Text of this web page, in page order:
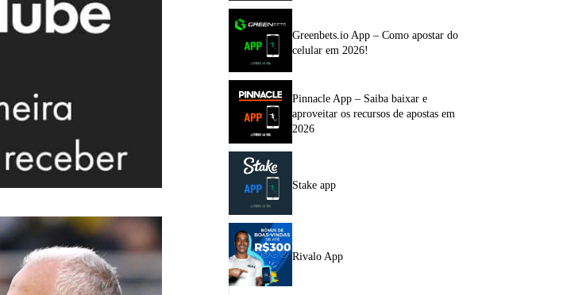
Greenbets.io App – Como apostar do
celular em 2026!
Pinnacle App – Saiba baixar e
aproveitar os recursos de apostas em
2026
Stake app
Rivalo App